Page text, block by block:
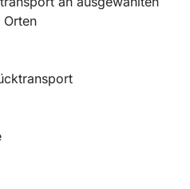
Orten